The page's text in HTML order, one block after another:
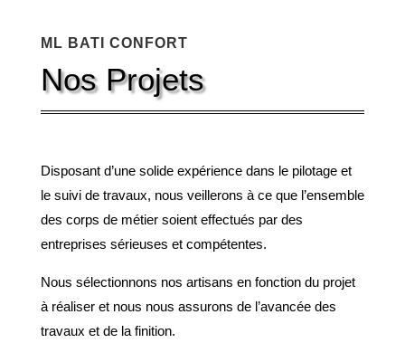
ML BATI CONFORT
Nos Projets
Disposant d’une solide expérience dans le pilotage et
le suivi de travaux, nous veillerons à ce que l’ensemble
des corps de métier soient effectués par des
entreprises sérieuses et compétentes.
Nous sélectionnons nos artisans en fonction du projet
à réaliser et nous nous assurons de l’avancée des
travaux et de la finition.